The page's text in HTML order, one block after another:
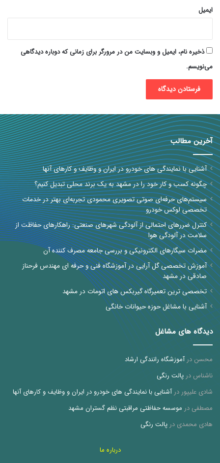
ایمیل
ذخیره نام، ایمیل و وبسایت من در مرورگر برای زمانی که دوباره دیدگاهی
می‌نویسم.
آخرین مطالب
آشنایی با نمایندگی های خودرو در ایران و وظایف و کارهای آنها
چگونه کسب و کار خود را در مشهد به یک برند محلی تبدیل کنیم؟
سیستم‌های حرفه‌ای صوتی تصویری محمودی تجربه‌ای بهتر در خدمات
تخصصی لوکس خودرو
کنترل ضررهای احتمالی از آلودگی شهرهای صنعتی: راهکارهای حفاظت از
سلامت در آلودگی هوا
مضرات سیگارهای الکترونیکی و بررسی جامعه مصرف کننده آن
آموزش تخصصی گل آرایی در آموزشگاه فنی و حرفه ای مهندس فرحناز
صادقی در مشهد
تخصصی ترین تعمیرگاه گیربکس های اتومات در مشهد
آشنایی با مشاغل حوزه حیوانات خانگی
دیدگاه های مشاغل
محسن درآموزشگاه رانندگی ارشاد
ناشناس در پالت رنگی
شادی علیپور درآشنایی با نمایندگی های خودرو در ایران و وظایف و کارهای آنها
مصطفی در موسسه حفاظتی مراقبتی نظم گستران مشهد
هادی محمدی در پالت رنگی
درباره ما